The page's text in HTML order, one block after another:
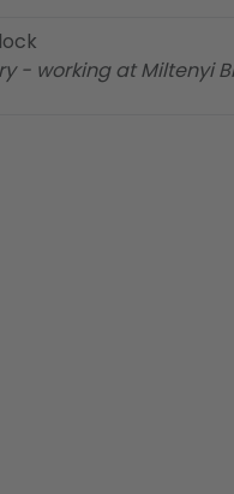
- working at Miltenyi